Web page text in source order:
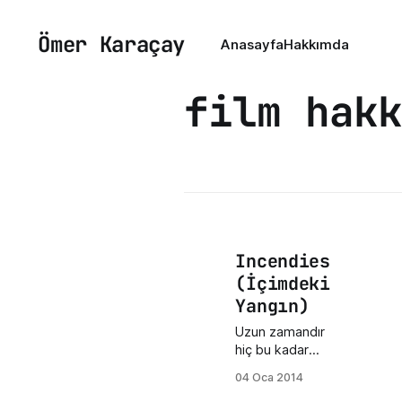
Ömer Karaçay AnasayfaHakkımda
film
Incendies
(İçimdeki
Yangın)
Uzun zamandır
hiç bu kadar
izlememiştim.
04 Oca 2014